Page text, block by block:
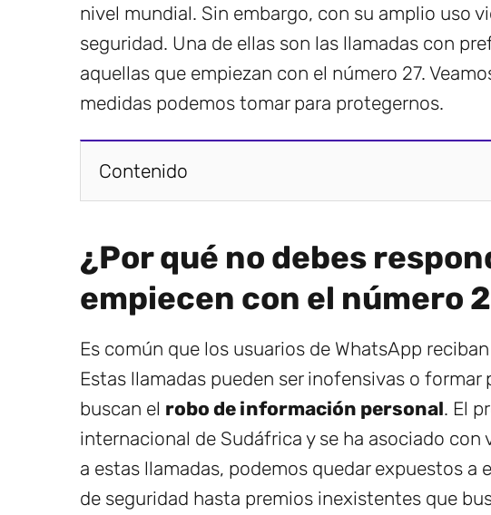
nivel mundial. Sin embargo, con su amplio uso
seguridad. Una de ellas son las llamadas con
aquellas que empiezan con el número 27.
medidas podemos tomar para protegernos.
Contenido
¿Por qué no debes
empiecen con el número
Es común que los usuarios de WhatsApp
Estas llamadas pueden ser inofensivas o formar
buscan el robo de información personal. El
internacional de Sudáfrica y se ha asociado
a estas llamadas, podemos quedar expuestos a
de seguridad hasta premios inexistentes que